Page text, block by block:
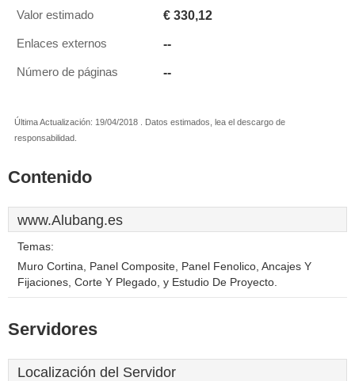
Valor estimado € 330,12
Enlaces externos --
Número de páginas --
Última Actualización: 19/04/2018 . Datos estimados, lea el descargo de
responsabilidad.
Contenido
www.Alubang.es
Temas:
Muro Cortina, Panel Composite, Panel Fenolico, Ancajes Y
Fijaciones, Corte Y Plegado, y Estudio De Proyecto.
Servidores
Localización del Servidor